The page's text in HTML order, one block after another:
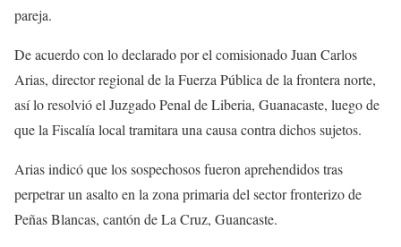
pareja.
De acuerdo con lo declarado por el comisionado Juan Carlos
Arias, director regional de la Fuerza Pública de la frontera norte,
así lo resolvió el Juzgado Penal de Liberia, Guanacaste, luego de
que la Fiscalía local tramitara una causa contra dichos sujetos.
Arias indicó que los sospechosos fueron aprehendidos tras
perpetrar un asalto en la zona primaria del sector fronterizo de
Peñas Blancas, cantón de La Cruz, Guancaste.